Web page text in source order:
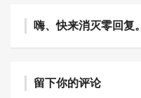
嗨、快来消灭零回复。
留下你的评论